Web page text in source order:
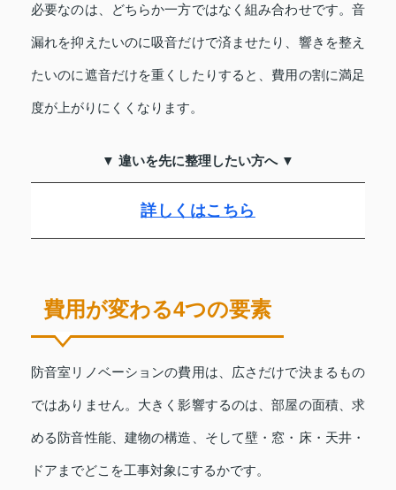
必要なのは、どちらか一方ではなく組み合わせです。音
漏れを抑えたいのに吸音だけで済ませたり、響きを整え
たいのに遮音だけを重くしたりすると、費用の割に満足
度が上がりにくくなります。
▼ 違いを先に整理したい方へ ▼
詳しくはこちら
費用が変わる4つの要素
防音室リノベーションの費用は、広さだけで決まるもの
ではありません。大きく影響するのは、部屋の面積、求
める防音性能、建物の構造、そして壁・窓・床・天井・
ドアまでどこを工事対象にするかです。